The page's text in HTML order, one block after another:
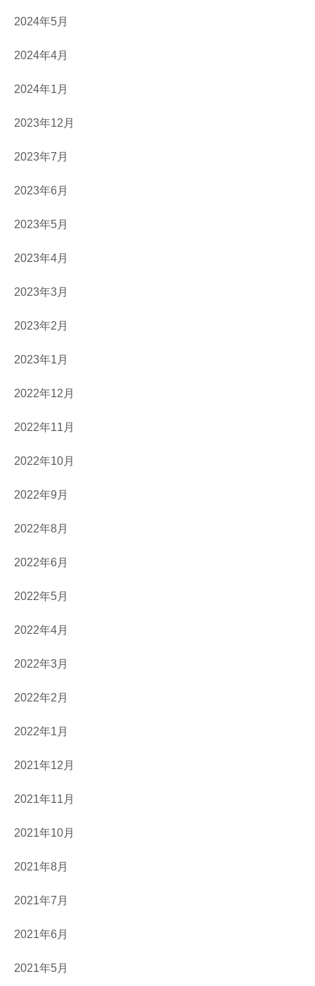
2024年5月
2024年4月
2024年1月
2023年12月
2023年7月
2023年6月
2023年5月
2023年4月
2023年3月
2023年2月
2023年1月
2022年12月
2022年11月
2022年10月
2022年9月
2022年8月
2022年6月
2022年5月
2022年4月
2022年3月
2022年2月
2022年1月
2021年12月
2021年11月
2021年10月
2021年8月
2021年7月
2021年6月
2021年5月